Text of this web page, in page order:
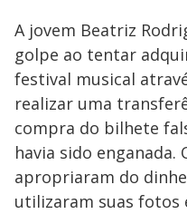
A jovem Beatriz
golpe ao tentar
festival musical
realizar uma
compra do bilhete
havia sido enganada.
apropriaram do
utilizaram suas fotos